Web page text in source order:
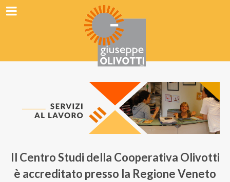
Il Centro Studi della Cooperativa Olivotti
è accreditato presso la Regione Veneto